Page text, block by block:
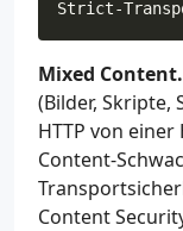
Mixed Content.
(Bilder, Skripte,
HTTP von einer
Content-
Content